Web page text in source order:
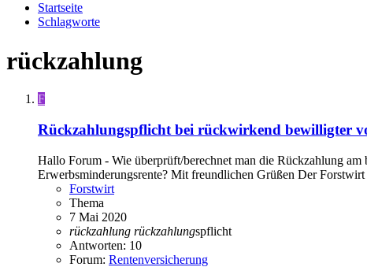
Startseite
Schlagworte
rückzahlung
F
Rückzahlungspflicht bei rückwirkend bewilligter
Hallo Forum - Wie überprüft/berechnet man die Rückzahlung
Erwerbsminderungsrente? Mit freundlichen Grüßen Der Forstwirt
Forstwirt
Thema
7 Mai 2020
rückzahlung rückzahlungspflicht
Antworten: 10
Forum: Rentenversicherung